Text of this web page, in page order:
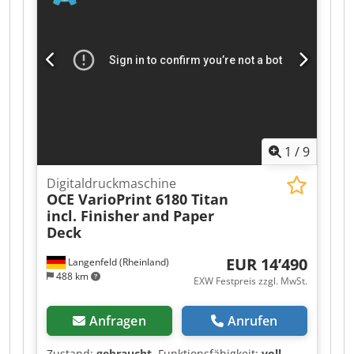
1 /9
Langenfeld (Rheinland)
488 km
Digitaldruckmaschine
OCE VarioPrint 6180 Titan
incl. Finisherand Paper
Deck
EUR 14’490
EXW Festpreis zzgl. MwSt.
Anfragen Anrufen